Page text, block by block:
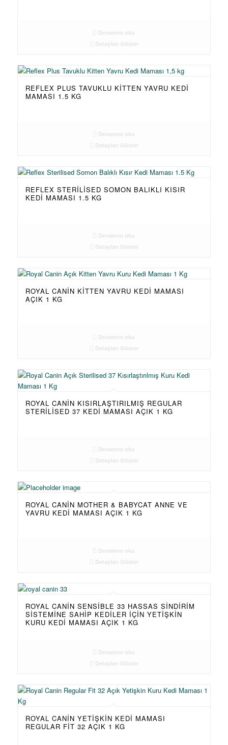
Devamını oku
Detayları Göster
REFLEX PLUS TAVUKLU KITTEN YAVRU KEDI
MAMASI 1.5 KG
Devamını oku
Detayları Göster
REFLEX STERILISED SOMON BALIKLI KISIR
KEDI MAMASI 1.5 KG
Devamını oku
Detayları Göster
ROYAL CANIN KITTEN YAVRU KEDI MAMASI
AÇIK 1 KG
Devamını oku
Detayları Göster
ROYAL CANIN KISIRLAŞTIRILMIŞ REGULAR
STERILISED 37 KEDI MAMASI AÇIK 1 KG
Devamını oku
Detayları Göster
ROYAL CANIN MOTHER & BABYCAT ANNE VE
YAVRU KEDI MAMASI AÇIK 1 KG
Devamını oku
Detayları Göster
ROYAL CANIN SENSIBLE 33 HASSAS SINDIRIM
SISTEMINE SAHIP KEDILER IÇIN YETIŞKIN
KURU KEDI MAMASI AÇIK 1 KG
Devamını oku
Detayları Göster
ROYAL CANIN YETIŞKIN KEDI MAMASI
REGULAR FIT 32 AÇIK 1 KG